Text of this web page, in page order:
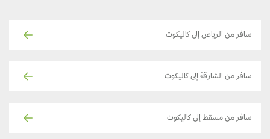
سافر من الرياض إلى كاليكوت
سافر من الشارقة إلى كاليكوت
سافر من مسقط إلى كاليكوت